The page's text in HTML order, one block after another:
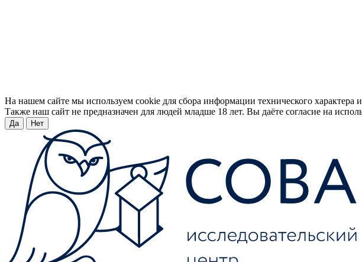
На нашем сайте мы используем cookie для сбора информации технического
Также наш сайт не предназначен для людей младше 18 лет. Вы даёте согласие на
Да Нет